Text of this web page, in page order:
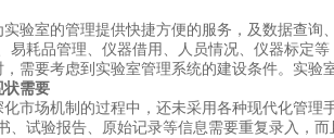
室的管理提供快捷方便的服务，及数据查询
易耗品管理、仪器借用、人员情况、仪器标定
，需要考虑到实验室管理系统的建设条件。实验
状需要
市场机制的过程中，还未采用各种现代化管理手
、试验报告、原始记录等信息需要重复录入